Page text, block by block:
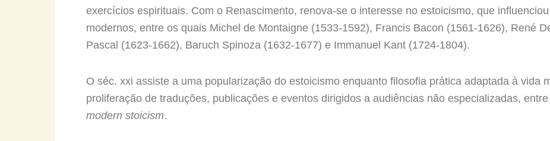
exercícios espirituais. Com o Renascimento, renova-se o interesse no estoicismo, que
modernos, entre os quais Michel de Montaigne (1533-1592), Francis Bacon (1561-1626), René
Pascal (1623-1662), Baruch Spinoza (1632-1677) e Immanuel Kant (1724-1804).
O séc. xxi assiste a uma popularização do estoicismo enquanto filosofia prática adaptada à vida
proliferação de traduções, publicações e eventos dirigidos a audiências não especializadas,
modern stoicism.